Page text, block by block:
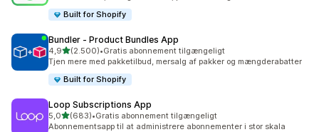
Built for Shopify
Bundler ‑ Product Bundles App
4,9ud af 5 stjerner
(2.500)
2500 anmeldelser i alt
•Gratis abonnement tilgængeligt
Tjen mere med pakketilbud, mersalg af pakker og mængderabatter
Built for Shopify
Loop Subscriptions App
5,0ud af 5 stjerner
(683)
683 anmeldelser i alt
•Gratis abonnement tilgængeligt
Abonnementsapp til at administrere abonnementer i stor skala